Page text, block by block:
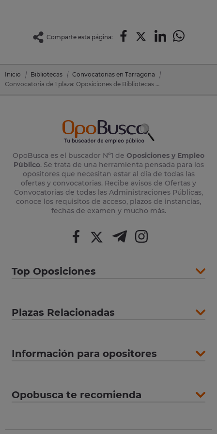
Comparte esta página:
Inicio Bibliotecas
Convocatorias en Tarragona
Convocatoria de 1 plaza: Oposiciones de Bibliotecas en Valls (Tarragona)
OpoBusca es el buscador Nº1 de Oposiciones y Empleo
Público. Se trata de una herramienta pensada para los
opositores que necesitan estar al día de todas las
ofertas y convocatorias. Recibe avisos de Ofertas y
Convocatorias de todas las Administraciones Públicas,
conoce los requisitos de acceso, plazos de instancias,
fechas de examen y mucho más.
Top Oposiciones
Plazas Relacionadas
Información para opositores
Opobusca te recomienda